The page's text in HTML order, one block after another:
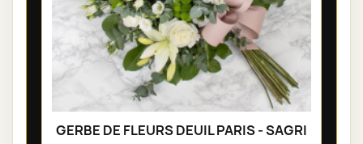
GERBE DE FLEURS DEUIL PARIS - SAGRI